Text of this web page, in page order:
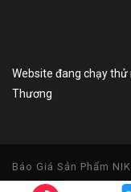
Website đang chạy thử
Thương
Báo Giá Sản Phẩm
Nam- Gọi Ngay